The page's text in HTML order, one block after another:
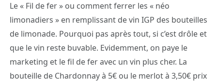
Le « Fil de fer » ou comment ferrer les « néo
limonadiers » en remplissant de vin IGP des bouteilles
de limonade. Pourquoi pas après tout, si c’est drôle et
que le vin reste buvable. Evidemment, on paye le
marketing et le fil de fer avec un vin plus cher. La
bouteille de Chardonnay à 5€ ou le merlot à 3,50€ prix